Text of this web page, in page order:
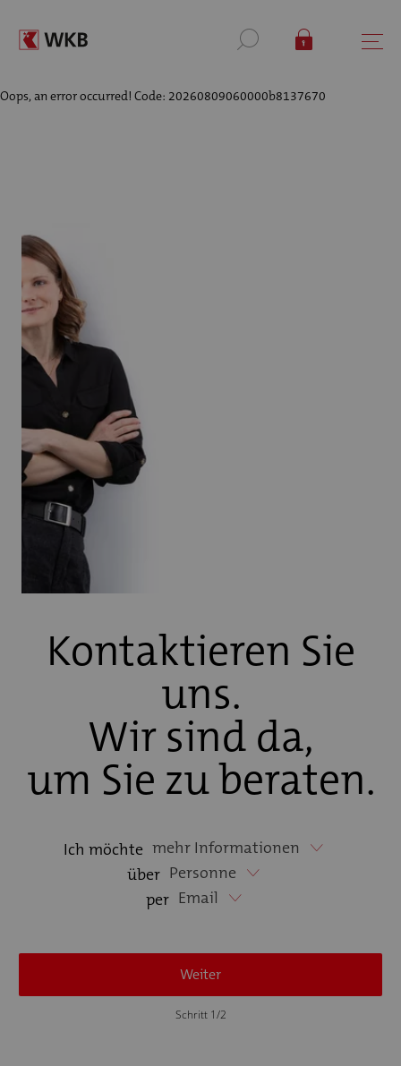
Oops, an error occurred! Code: 20260809060000b8137670
Kontaktieren Sie
uns.
Wir sind da,
um Sie zu beraten.
Ich möchte mehr Informationen
über Personne
per Email
Weiter
Schritt 1/2